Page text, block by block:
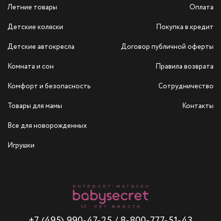
Летние товары
Детские коляски
Детские автокресла
Комната и сон
Комфорт и безопасность
Товары для мамы
Все для новорожденных
Игрушки
Оплата
Покупка в кредит
Договор публичной оферты
Правила возврата
Сотрудничество
Контакты